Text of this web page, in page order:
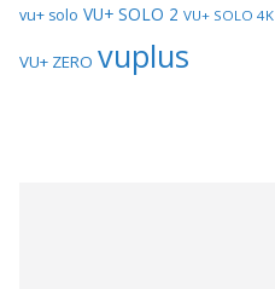
vu+ solo VU+ SOLO 2 VU+ SOLO 4K
VU+ ZERO vuplus